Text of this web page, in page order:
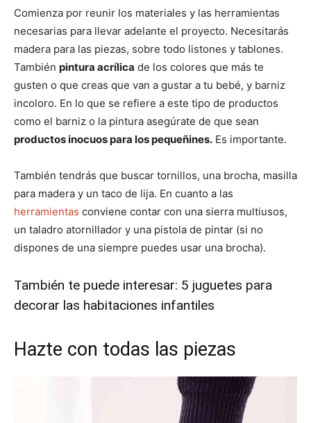
Comienza por reunir los materiales y las herramientas
necesarias para llevar adelante el proyecto. Necesitarás
madera para las piezas, sobre todo listones y tablones.
También pintura acrílica de los colores que más te
gusten o que creas que van a gustar a tu bebé, y barniz
incoloro. En lo que se refiere a este tipo de productos
como el barniz o la pintura asegúrate de que sean
productos inocuos para los pequeñines. Es importante.
También tendrás que buscar tornillos, una brocha, masilla
para madera y un taco de lija. En cuanto a las
herramientas conviene contar con una sierra multiusos,
un taladro atornillador y una pistola de pintar (si no
dispones de una siempre puedes usar una brocha).
También te puede interesar: 5 juguetes para
decorar las habitaciones infantiles
Hazte con todas las piezas